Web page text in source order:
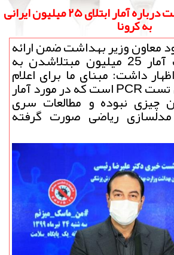
توضیح وزارت بهداشت درباره آمار ابتلای ۲۵ میلیون ایرانی
به كرونا
معاون وزیر بهداشت ضمن ارائه
توضیحاتی درباب آمار 25 میلیون مبتلاشدن به
داشت: مبنای ما برای اعلام
آمار، مثبت بودن تست PCR است كه در مورد آمار
چیزی نبوده و مطالعات سری
مدلسازی ریاضی صورت گرفته